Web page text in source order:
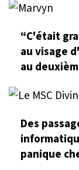
“C'était
au visage
au
Des
panique